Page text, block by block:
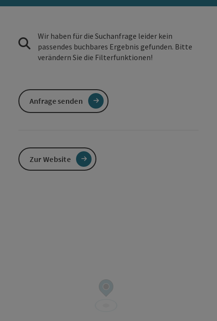
Wir haben für die Suchanfrage leider kein
passendes buchbares Ergebnis gefunden. Bitte
verändern Sie die Filterfunktionen!
Anfrage senden
Zur Website